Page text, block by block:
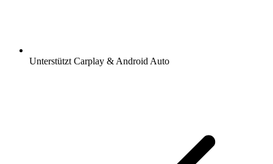
Unterstützt Carplay & Android Auto